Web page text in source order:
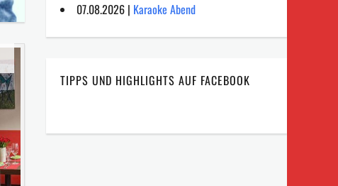
07.08.2026 | Karaoke Abend
TIPPS UND HIGHLIGHTS AUF FACEBOOK